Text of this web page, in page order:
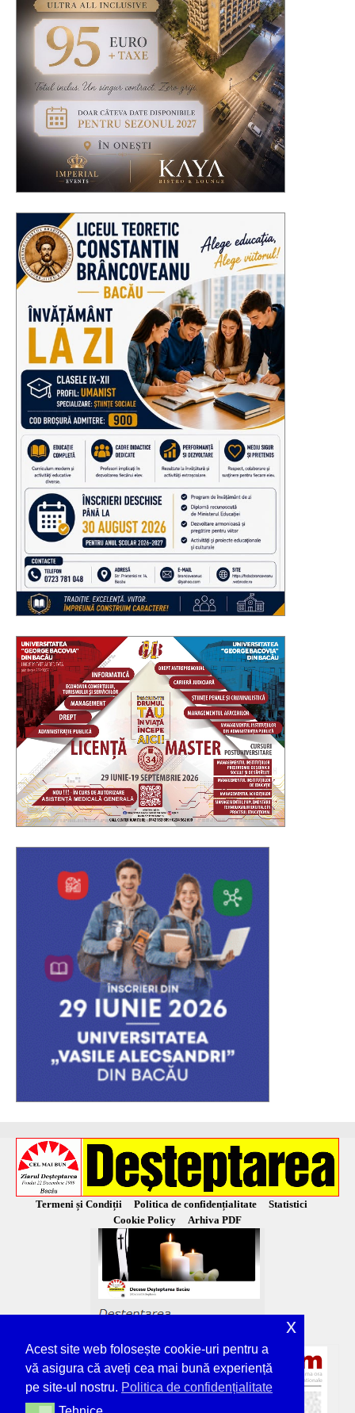
Termeni și Condiții Politica de confidențialitate
Statistici
Cookie Policy
Arhiva PDF
Acest site web folosește cookie-uri pentru a
vă asigura că aveți cea mai bună experiență
pe site-ul nostru. Politica de confidențialitate
x